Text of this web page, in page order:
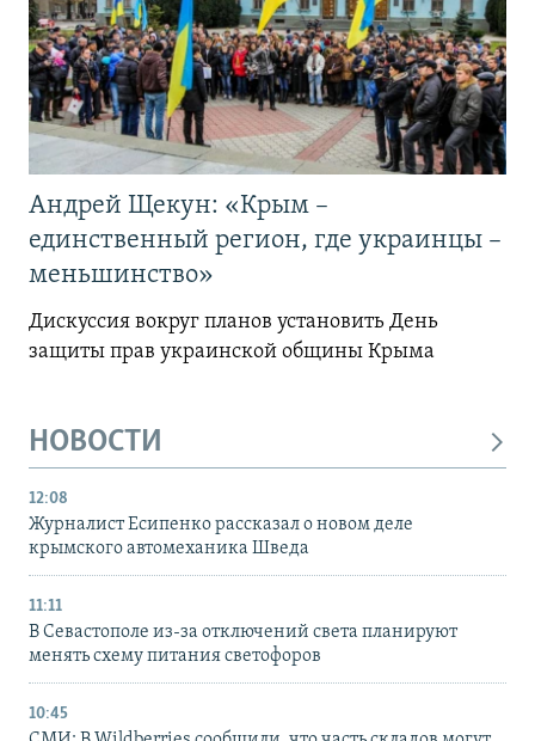
Андрей Щекун: «Крым –
единственный регион, где украинцы –
меньшинство»
Дискуссия вокруг планов установить День
защиты прав украинской общины Крыма
НОВОСТИ
12:08
Журналист Есипенко рассказал о новом деле
крымского автомеханика Шведа
11:11
В Севастополе из-за отключений света планируют
менять схему питания светофоров
10:45